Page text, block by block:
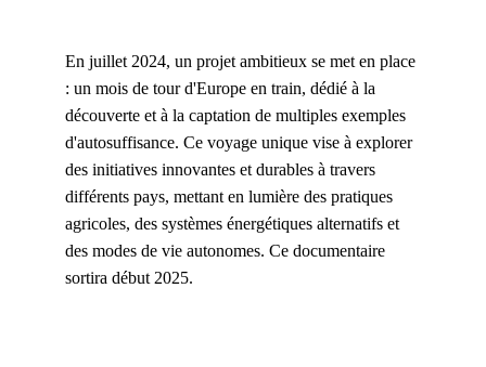
En juillet 2024, un projet ambitieux se met en place
: un mois de tour d'Europe en train, dédié à la
découverte et à la captation de multiples exemples
d'autosuffisance. Ce voyage unique vise à explorer
des initiatives innovantes et durables à travers
différents pays, mettant en lumière des pratiques
agricoles, des systèmes énergétiques alternatifs et
des modes de vie autonomes. Ce documentaire
sortira début 2025.